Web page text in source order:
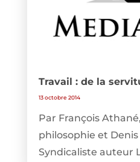
Travail : de la
13 octobre 2014
Par François
philosophie et Denis
Syndicaliste auteur